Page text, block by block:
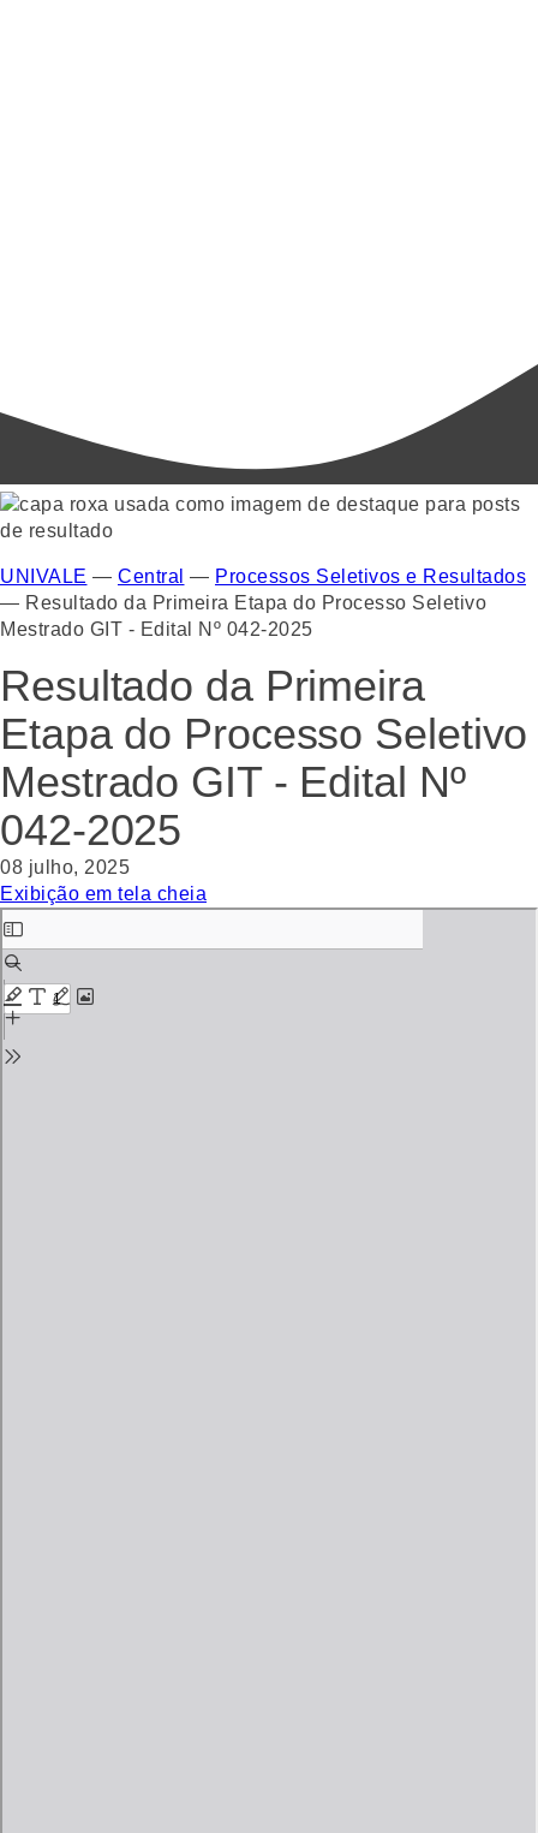
UNIVALE — Central — Processos Seletivos e Resultados
— Resultado da Primeira Etapa do Processo Seletivo
Mestrado GIT - Edital Nº 042-2025
Resultado da Primeira
Etapa do Processo Seletivo
Mestrado GIT - Edital Nº
042-2025
08 julho, 2025
Exibição em tela cheia
Skip
to
PDF
content